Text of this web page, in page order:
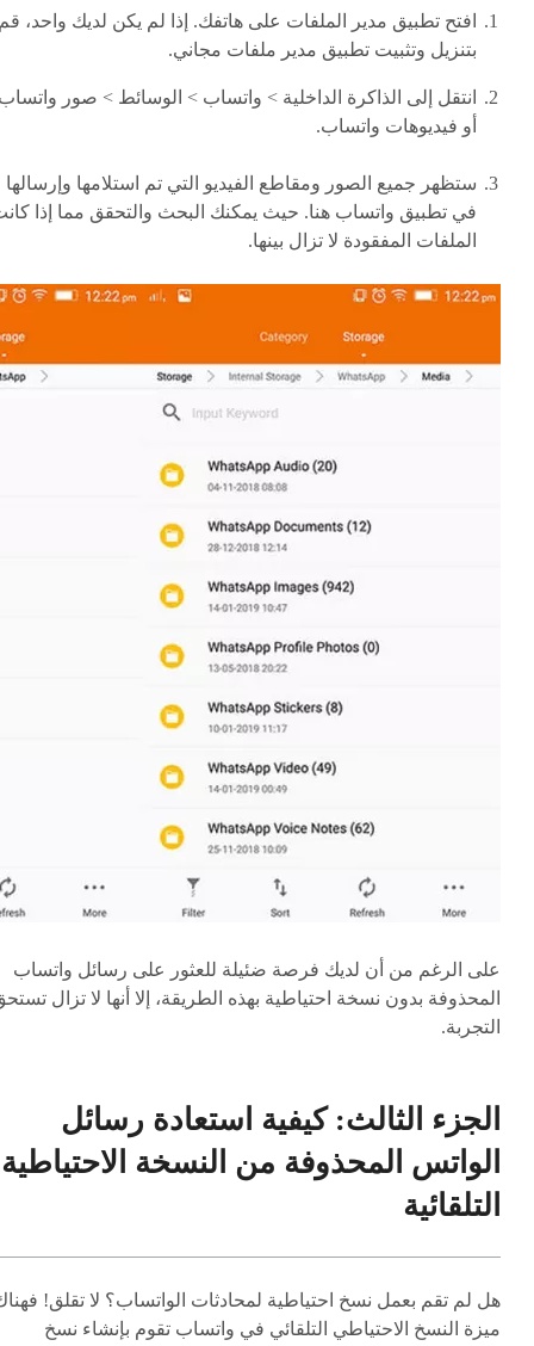
افتح تطبيق مدير الملفات على هاتفك. إذا لم يكن لديك واحد،
بتنزيل وتثبيت تطبيق مدير ملفات مجاني.
انتقل إلى الذاكرة الداخلية > واتساب > الوسائط > صور
أو فيديوهات واتساب.
ستظهر جميع الصور ومقاطع الفيديو التي تم استلامها وإرسالها
في تطبيق واتساب هنا. حيث يمكنك البحث والتحقق مما إذا
الملفات المفقودة لا تزال بينها.
على الرغم من أن لديك فرصة ضئيلة للعثور على رسائل واتساب
المحذوفة بدون نسخة احتياطية بهذه الطريقة، إلا أنها لا تزال
التجربة.
الجزء الثالث: كيفية استعادة رسائل
الواتس المحذوفة من النسخة الاحتياطية
التلقائية
هل لم تقم بعمل نسخ احتياطية لمحادثات الواتساب؟ لا تقلق!
ميزة النسخ الاحتياطي التلقائي في واتساب تقوم بإنشاء نسخ